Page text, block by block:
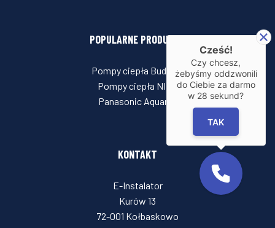
POPULARNE PRODUKTY
Pompy ciepła Buderus
Pompy ciepła NIBE
Panasonic Aquarea
KONTAKT
E-Instalator
Kurów 13
72-001 Kołbaskowo
Cześć!
Czy chcesz,
żebyśmy oddzwonili
do Ciebie za darmo
w 28 sekund?
TAK